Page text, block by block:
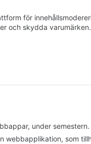
för
och skydda
under semestern.
webbapplikation, som